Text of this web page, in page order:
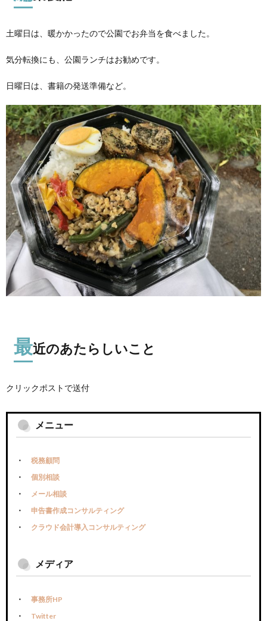
土曜日は、暖かかったので公園でお弁当を食べました。
気分転換にも、公園ランチはお勧めです。
日曜日は、書籍の発送準備など。
最近のあたらしいこと
クリックポストで送付
メニュー
税務顧問
個別相談
メール相談
申告書作成コンサルティング
クラウド会計導入コンサルティング
メディア
事務所HP
Twitter